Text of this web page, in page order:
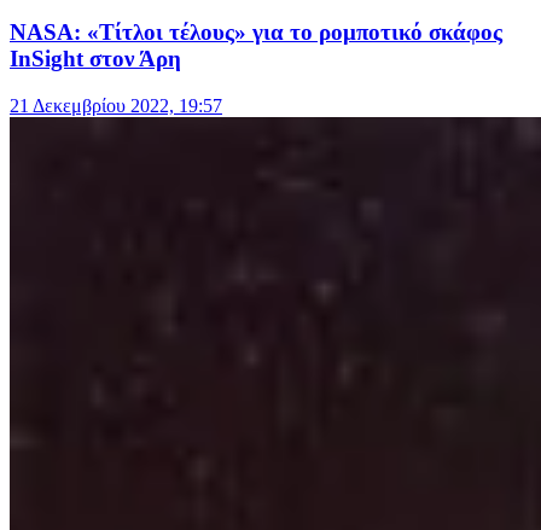
NASA: «Τίτλοι τέλους» για το ρομποτικό σκάφος
InSight στον Άρη
21 Δεκεμβρίου 2022, 19:57